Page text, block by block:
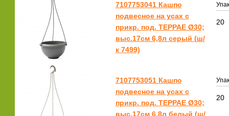
7107753041 Кашпо
подвесное на усах с
прикр. под. ТЕРРАЕ Ø30;
выс.17см 6,8л серый (ш/
к 7499)
20
7107753051 Кашпо
подвесное на усах с
прикр. под. ТЕРРАЕ Ø30;
выс.17см 6,8л белый (ш/
20